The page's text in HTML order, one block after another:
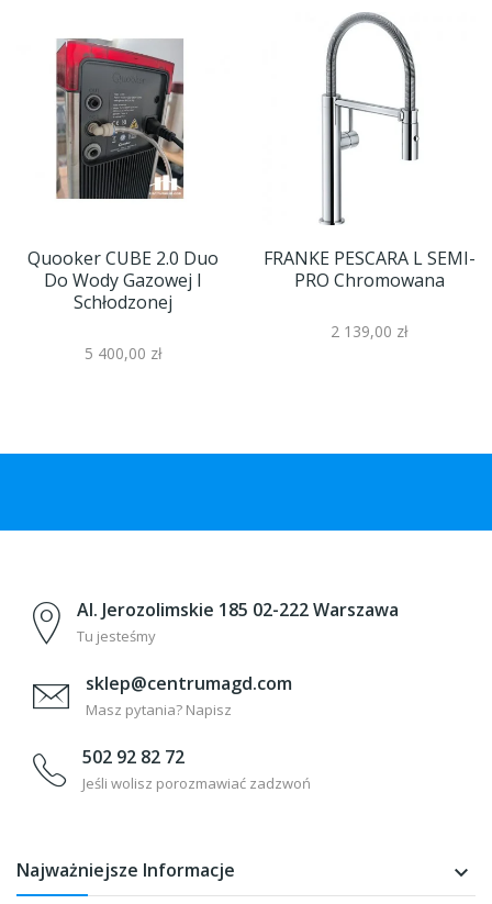
Quooker CUBE 2.0 Duo
Do Wody Gazowej I
Schłodzonej
5 400,00 zł
FRANKE PESCARA L SEMI-
PRO Chromowana
2 139,00 zł
Al. Jerozolimskie 185 02-222 Warszawa
Tu jesteśmy
sklep@centrumagd.com
Masz pytania? Napisz
502 92 82 72
Jeśli wolisz porozmawiać zadzwoń
Najważniejsze Informacje keyboard_arrow_down